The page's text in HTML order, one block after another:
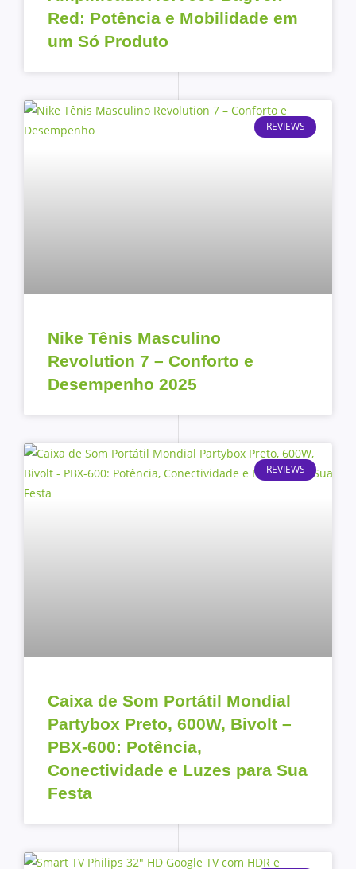
Red: Potência e Mobilidade em
um Só Produto
REVIEWS
Nike Tênis Masculino
Revolution 7 – Conforto e
Desempenho 2025
REVIEWS
Caixa de Som Portátil Mondial
Partybox Preto, 600W, Bivolt –
PBX-600: Potência,
Conectividade e Luzes para Sua
Festa